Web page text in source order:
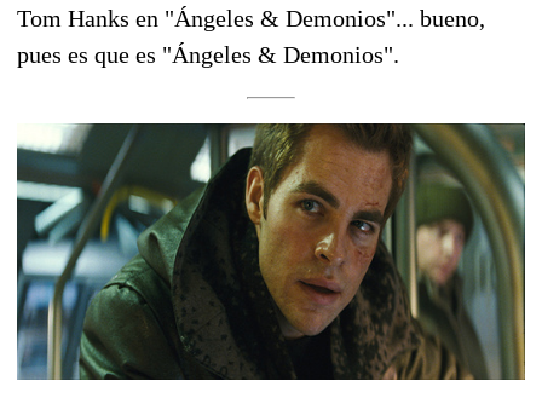
Tom Hanks en "Ángeles & Demonios"... bueno,
pues es que es "Ángeles & Demonios".